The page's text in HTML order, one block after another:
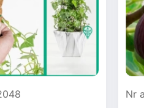
Nr